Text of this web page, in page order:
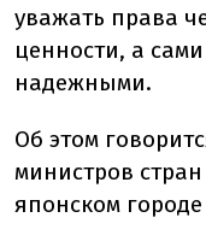
уважать права
ценности, а
надежными.
Об этом
министров
японском